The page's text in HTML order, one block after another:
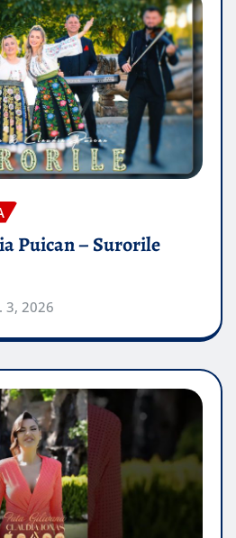
Puican – Surorile
3, 2026